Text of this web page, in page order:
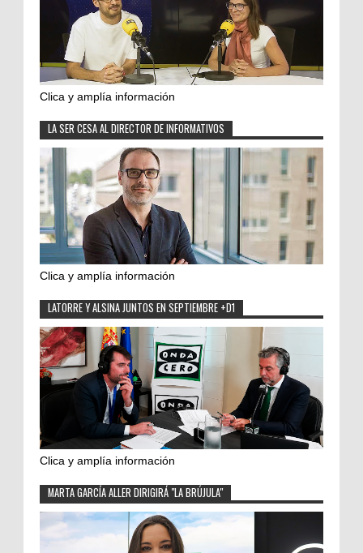
Clica y amplía información
LA SER CESA AL DIRECTOR DE INFORMATIVOS
Clica y amplía información
LATORRE Y ALSINA JUNTOS EN SEPTIEMBRE +D1
Clica y amplía información
MARTA GARCÍA ALLER DIRIGIRÁ "LA BRÚJULA"